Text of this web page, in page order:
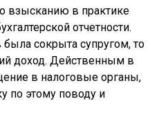
взысканию в практике
отчетности.
была сокрыта супругом, то
доход. Действенным в
в налоговые органы,
по этому поводу и